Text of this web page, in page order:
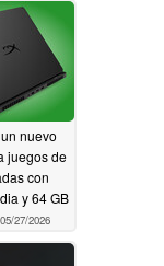
2026
nuevo
juegos de
con
y 64 GB
05/27/2026